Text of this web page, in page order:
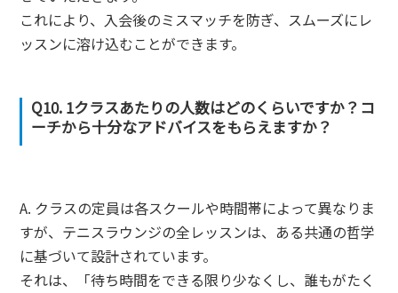
これにより、入会後のミスマッチを防ぎ、スムーズにレ
ッスンに溶け込むことができます。
Q10. 1クラスあたりの人数はどのくらいですか？コ
ーチから十分なアドバイスをもらえますか？
A. クラスの定員は各スクールや時間帯によって異なりま
すが、テニスラウンジの全レッスンは、ある共通の哲学
に基づいて設計されています。
それは、「待ち時間をできる限り少なくし、誰もがたく